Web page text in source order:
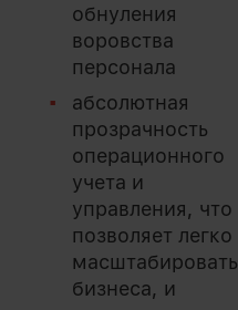
обнуления
воровства
персонала
абсолютная
прозрачность
операционного
учета и
управления, что
позволяет легко
масштабировать
бизнеса, и